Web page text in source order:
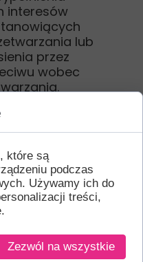
interesów
lub
przez
wobec
przez
Pana danych
Pani/Panu:
danych,
danych,
danych, prawo
wniesienia
przenoszenia
które są
podczas
Używamy ich do
treści,
Zezwól na wszystkie